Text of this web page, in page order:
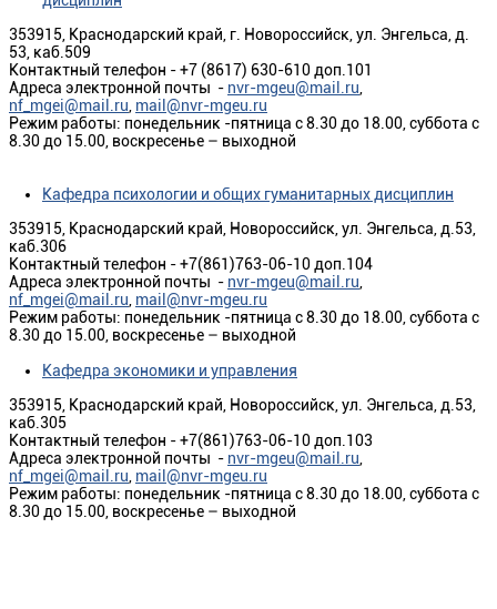
353915, Краснодарский край, г. Новороссийск, ул. Энгельса, д.
53, каб.509
Контактный телефон - +7 (8617) 630-610 доп.101
Адреса электронной почты - nvr-mgeu@mail.ru
nf_mgei@mail.ru mail@nvr-mgeu.ru
Режим работы: понедельник -пятница с 8.30 до 18.00, суббота с
8.30 до 15.00, воскресенье – выходной
Кафедра психологии и общих гуманитарных дисциплин
353915, Краснодарский край, Новороссийск, ул. Энгельса, д.53,
каб.306
Контактный телефон - +7(861)763-06-10 доп.104
Адреса электронной почты - nvr-mgeu@mail.ru
nf_mgei@mail.ru mail@nvr-mgeu.ru
Режим работы: понедельник -пятница с 8.30 до 18.00, суббота с
8.30 до 15.00, воскресенье – выходной
Кафедра экономики и управления
353915, Краснодарский край, Новороссийск, ул. Энгельса, д.53,
каб.305
Контактный телефон - +7(861)763-06-10 доп.103
Адреса электронной почты - nvr-mgeu@mail.ru
nf_mgei@mail.ru mail@nvr-mgeu.ru
Режим работы: понедельник -пятница с 8.30 до 18.00, суббота с
8.30 до 15.00, воскресенье – выходной